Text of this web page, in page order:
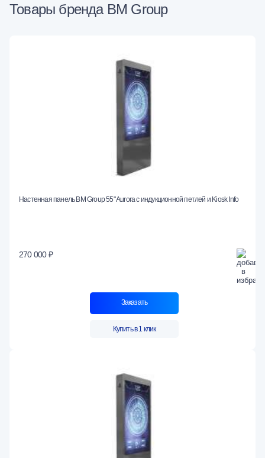
Товары бренда BM Group
Настенная панель BM Group 55" Aurora с индукционной петлей и Kiosk Info
270 000 ₽
Заказать
Купить в 1 клик